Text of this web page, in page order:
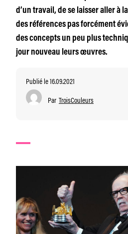
d’un travail, de se laisser aller à
des références pas forcément
des concepts un peu plus
jour nouveau leurs œuvres.
Publié le 16.09.2021
Par TroisCouleurs